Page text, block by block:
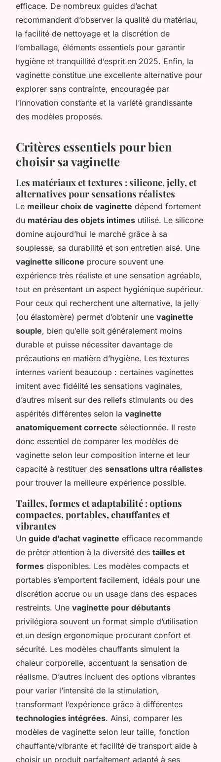
efficace. De nombreux guides d’achat
recommandent d’observer la qualité du matériau,
la facilité de nettoyage et la discrétion de
l’emballage, éléments essentiels pour garantir
hygiène et tranquillité d’esprit en 2025. Enfin, la
vaginette constitue une excellente alternative pour
explorer sans contrainte, encouragée par
l’innovation constante et la variété grandissante
des modèles proposés.
Critères essentiels pour bien
choisir sa vaginette
Les matériaux et textures : silicone, jelly, et
alternatives pour sensations réalistes
Le meilleur choix de vaginette dépend fortement
du matériau des objets intimes utilisé. Le silicone
domine aujourd’hui le marché grâce à sa
souplesse, sa durabilité et son entretien aisé. Une
vaginette silicone procure souvent une
expérience très réaliste et une sensation agréable,
tout en présentant un aspect hygiénique supérieur.
Pour ceux qui recherchent une alternative, la jelly
(ou élastomère) permet d’obtenir une vaginette
souple, bien qu’elle soit généralement moins
durable et puisse nécessiter davantage de
précautions en matière d’hygiène. Les textures
internes varient beaucoup : certaines vaginettes
imitent avec fidélité les sensations vaginales,
d’autres misent sur des reliefs stimulants ou des
aspérités différentes selon la vaginette
anatomiquement correcte sélectionnée. Il reste
donc essentiel de comparer les modèles de
vaginette selon leur composition interne et leur
capacité à restituer des sensations ultra réalistes
pour trouver la meilleure expérience possible.
Tailles, formes et adaptabilité : options
compactes, portables, chauffantes et
vibrantes
Un guide d’achat vaginette efficace recommande
de prêter attention à la diversité des tailles et
formes disponibles. Les modèles compacts et
portables s’emportent facilement, idéals pour une
discrétion accrue ou un usage dans des espaces
restreints. Une vaginette pour débutants
privilégiera souvent un format simple d’utilisation
et un design ergonomique procurant confort et
sécurité. Les modèles chauffants simulent la
chaleur corporelle, accentuant la sensation de
réalisme. D’autres incluent des options vibrantes
pour varier l’intensité de la stimulation,
transformant l’expérience grâce à différentes
technologies intégrées. Ainsi, comparer les
modèles de vaginette selon leur taille, fonction
chauffante/vibrante et facilité de transport aide à
choisir un produit parfaitement adapté à ses